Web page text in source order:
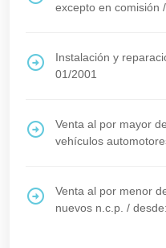
excepto en comisión /
Instalación y
01/2001
Venta al por mayor
vehículos
Venta al por menor
nuevos n.c.p. /